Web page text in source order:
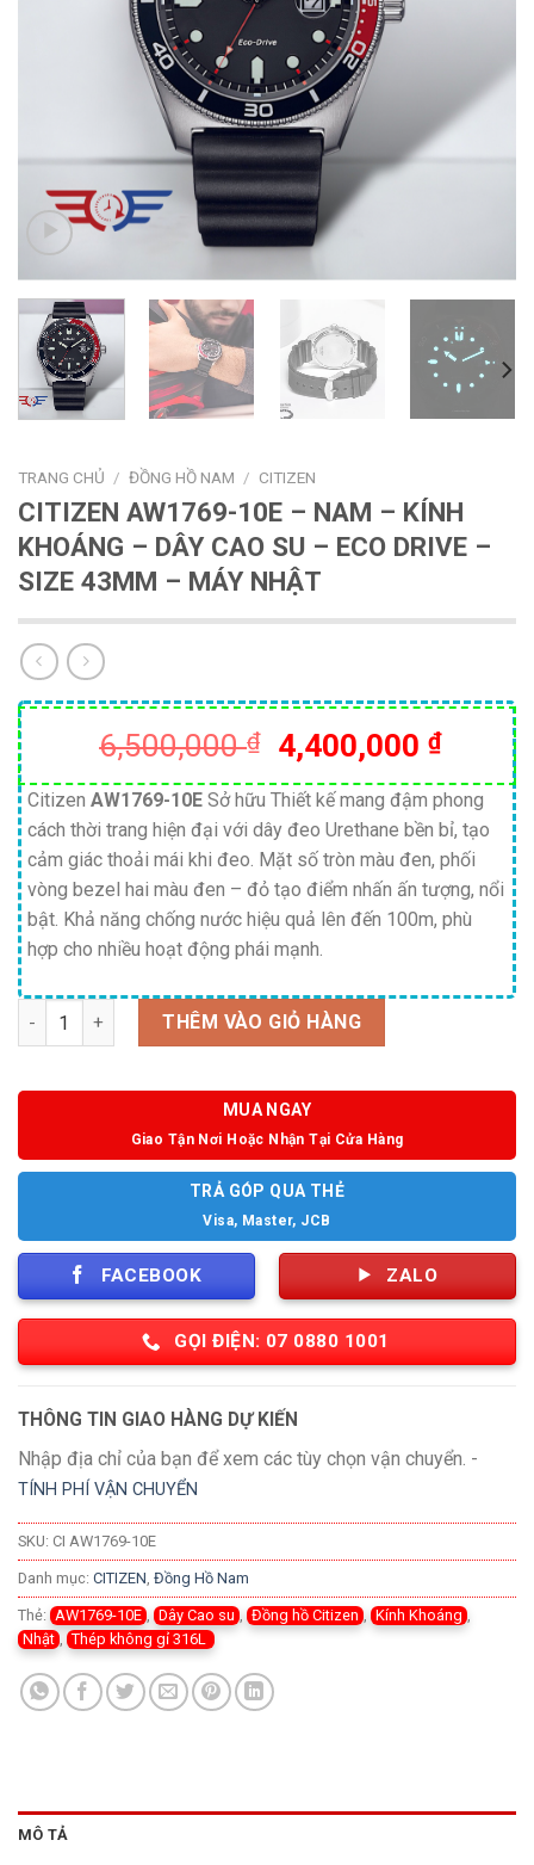
TRANG CHỦ / ĐỒNG HỒ NAM / CITIZEN
CITIZEN AW1769-10E – NAM – KÍNH
KHOÁNG – DÂY CAO SU – ECO DRIVE –
SIZE 43MM – MÁY NHẬT
6,500,000₫
Giá
gốc
là:
6,500,000 ₫.
4,400,000 ₫Giá
hiện
tại
là:
Citizen AW1769-10E Sở hữu Thiết kế mang đậm phong
cách thời trang hiện đại với dây đeo Urethane bền bỉ, tạo
cảm giác thoải mái khi đeo. Mặt số tròn màu đen, phối
vòng bezel hai màu đen – đỏ tạo điểm nhấn ấn tượng, nổi
bật. Khả năng chống nước hiệu quả lên đến 100m, phù
hợp cho nhiều hoạt động phái mạnh.
Số lượng THÊM VÀO GIỎ HÀNG
MUA NGAY
Giao Tận Nơi Hoặc Nhận Tại Cửa Hàng
TRẢ GÓP QUA THẺ
Visa, Master, JCB
FACEBOOK ZALO
GỌI ĐIỆN: 07 0880 1001
THÔNG TIN GIAO HÀNG DỰ KIẾN
Nhập địa chỉ của bạn để xem các tùy chọn vận chuyển. -
TÍNH PHÍ VẬN CHUYỂN
SKU: CI AW1769-10E
Danh mục: CITIZEN Đồng Hồ Nam
Thẻ: AW1769-10E Dây Cao su Đồng hồ Citizen Kính Khoáng
Nhật
Thép không gỉ 316L
MÔ TẢ